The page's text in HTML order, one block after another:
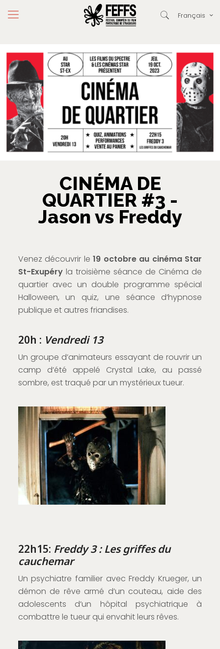
Français
CINÉMA DE
QUARTIER #3 -
Jason vs Freddy
Venez découvrir le19 octobre au cinéma Star
St-Exupéry la troisième séance de Cinéma de
quartier avec un double programme spécial
Halloween, un quiz, une séance d’hypnose
publique et autres friandises.
20h : Vendredi 13
Un groupe d’animateurs essayant de rouvrir un
camp d’été appelé Crystal Lake, au passé
sombre, est traqué par un mystérieux tueur.
22h15: Freddy 3 : Les griffes du
cauchemar
Un psychiatre familier avec Freddy Krueger, un
démon de rêve armé d’un couteau, aide des
adolescents d’un hôpital psychiatrique à
combattre le tueur qui envahit leurs rêves.